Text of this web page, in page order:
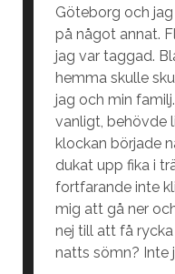
Göteborg och
på något annat.
jag var taggad.
hemma skulle
jag och min
vanligt, behövde
klockan började
dukat upp fika i
fortfarande inte
mig att gå ner
nej till att få
natts sömn? Inte